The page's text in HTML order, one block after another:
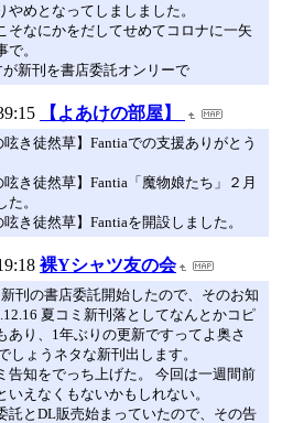
やめとなってしましました。
そなにかをだしてせめてコロナに一矢
。
新刊を書店委託オンリーで
【よあけの部屋】
き徒然草】Fantiaでの支援ありがとう
き徒然草】Fantia「魔物娘たち」２月
。
き徒然草】Fantiaを開設しました。
裸Yシャツ友の会
刊の書店委託開始したので、そのお知
夏コミ新刊落としてなんとかコピ
あり、1年ぶりの更新ですってよ奥さ
しょうネタな新刊出します。
告知をでっち上げた。 今回は一週間前
いえなくもないかもしれない。
託とDL販売始まっていたので、その告